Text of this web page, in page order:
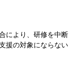
により、研修を中断
援の対象にならない